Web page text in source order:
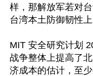
样，那解放军若对
台湾本土防御韧性
MIT 安全研究计划
战争整体上提高了
济成本的估计，至